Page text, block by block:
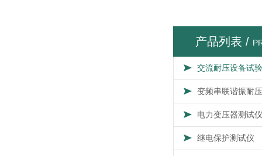
产品列表 /
交流耐压设备试
变频串联谐振耐
电力变压器测试
继电保护测试仪